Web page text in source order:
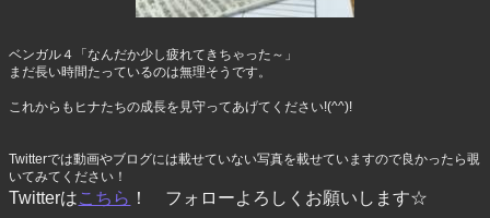
ベンガル４「なんだか少し疲れてきちゃった～」
まだ長い時間たっているのは無理そうです。
これからもヒナたちの成長を見守ってあげてください!(^^)!
Twitterでは動画やブログには載せていない写真を載せていますので良かったら覗
いてみてください！
Twitterはこちら ！ フォローよろしくお願いします☆